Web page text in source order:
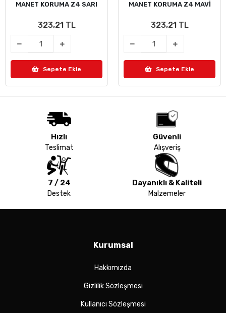
MANET KORUMA Z4 SARI
323,21 TL
Sepete Ekle
MANET KORUMA Z4 MAVİ
323,21 TL
Sepete Ekle
Hızlı
Teslimat
Güvenli
Alışveriş
7 / 24
Destek
Dayanıklı & Kaliteli
Malzemeler
Kurumsal
Hakkımızda
Gizlilik Sözleşmesi
Kullanıcı Sözleşmesi